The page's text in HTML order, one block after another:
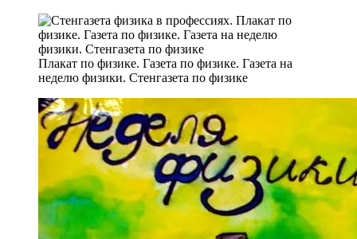
Плакат по физике. Газета по физике. Газета на
неделю физики. Стенгазета по физике